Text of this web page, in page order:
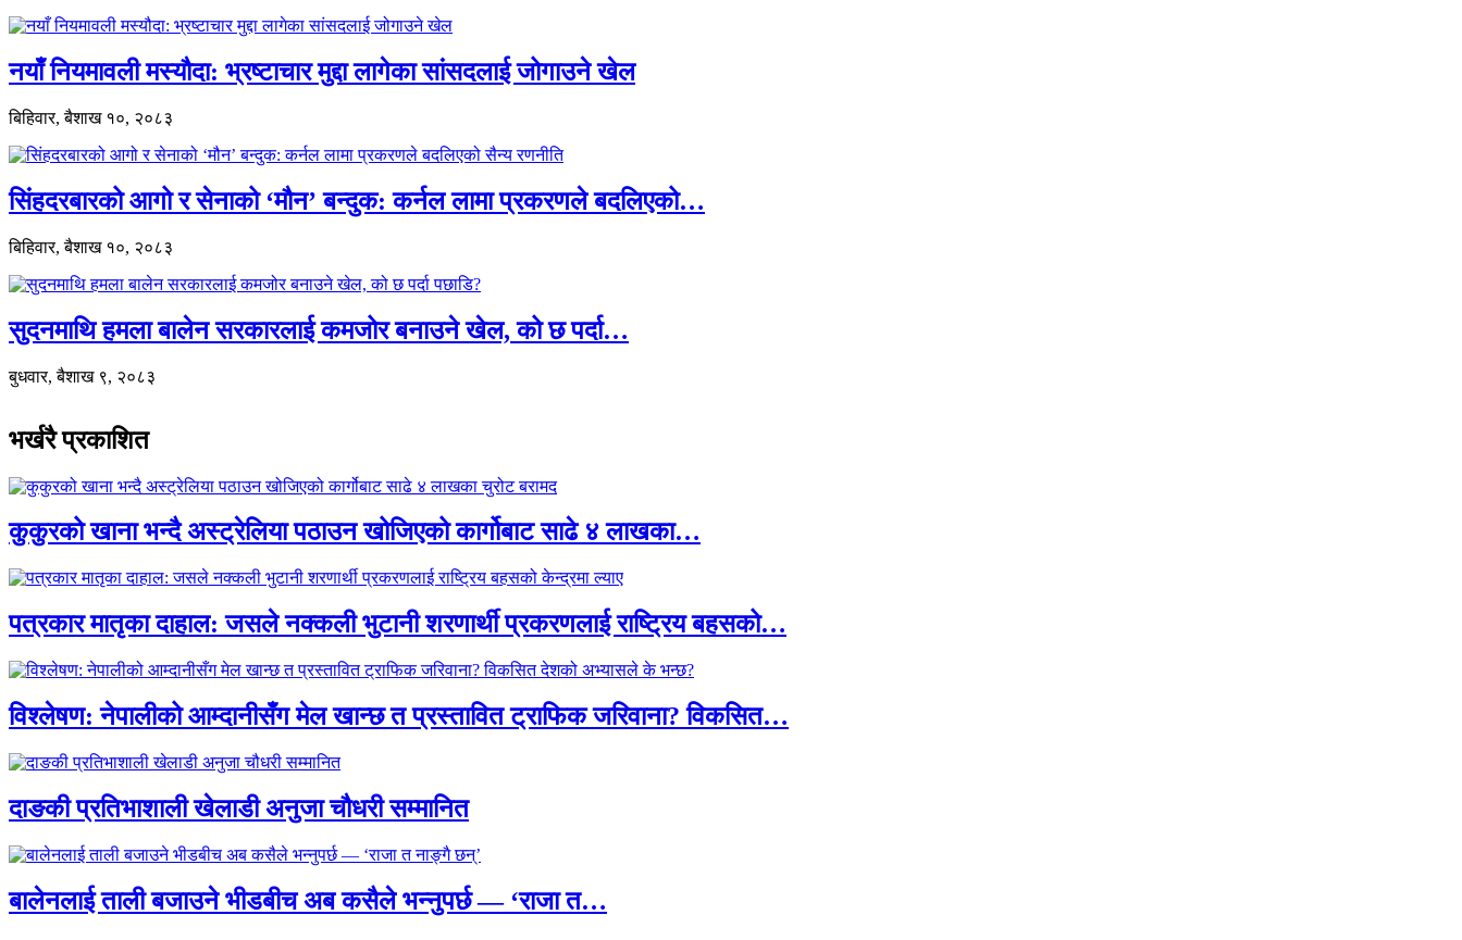
नयाँ नियमावली मस्यौदा: भ्रष्टाचार मुद्दा लागेका सांसदलाई जोगाउने खेल
बिहिवार, बैशाख १०, २०८३
सिंहदरबारको आगो र सेनाको ‘मौन’ बन्दुक: कर्नल लामा प्रकरणले बदलिएको…
बिहिवार, बैशाख १०, २०८३
सुदनमाथि हमला बालेन सरकारलाई कमजोर बनाउने खेल, को छ पर्दा…
बुधवार, बैशाख ९, २०८३
भर्खरै प्रकाशित
कुकुरको खाना भन्दै अस्ट्रेलिया पठाउन खोजिएको कार्गोबाट साढे ४ लाखका…
पत्रकार मातृका दाहाल: जसले नक्कली भुटानी शरणार्थी प्रकरणलाई राष्ट्रिय बहसको…
विश्लेषण: नेपालीको आम्दानीसँग मेल खान्छ त प्रस्तावित ट्राफिक जरिवाना? विकसित…
दाङकी प्रतिभाशाली खेलाडी अनुजा चौधरी सम्मानित
बालेनलाई ताली बजाउने भीडबीच अब कसैले भन्नुपर्छ — ‘राजा त…